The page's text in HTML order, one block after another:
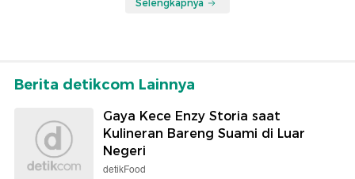
Selengkapnya
Berita detikcom Lainnya
Gaya Kece Enzy Storia saat
Kulineran Bareng Suami di Luar
Negeri
detikFood